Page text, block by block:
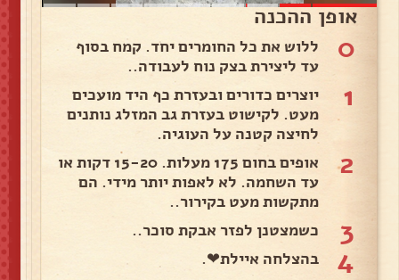
אופן ההכנה
0
ללוש את כל החומרים יחד. קמח בסוף
עד ליצירת בצק נוח לעבודה..
1
יוצרים כדורים ובעזרת כף היד מועכים
מעט. לקישוט בעזרת גב המזלג נותנים
לחיצה קטנה על העוגיה.
2
אופים בחום 175 מעלות. 15-20 דקות או
עד השחמה. לא לאפות יותר מידי. הם
מתקשות מעט בקירור..
3 כשמצטנן לפזר אבקת סוכר..
4 בהצלחה איילת❤.